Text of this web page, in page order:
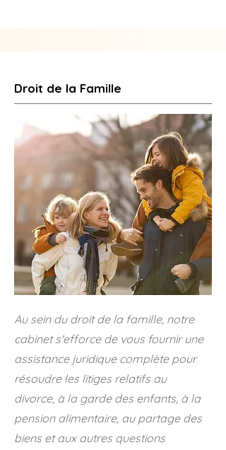
Droit de la Famille
Au sein du droit de la famille, notre
cabinet s'efforce de vous fournir une
assistance juridique complète pour
résoudre les litiges relatifs au
divorce, à la garde des enfants, à la
pension alimentaire, au partage des
biens et aux autres questions